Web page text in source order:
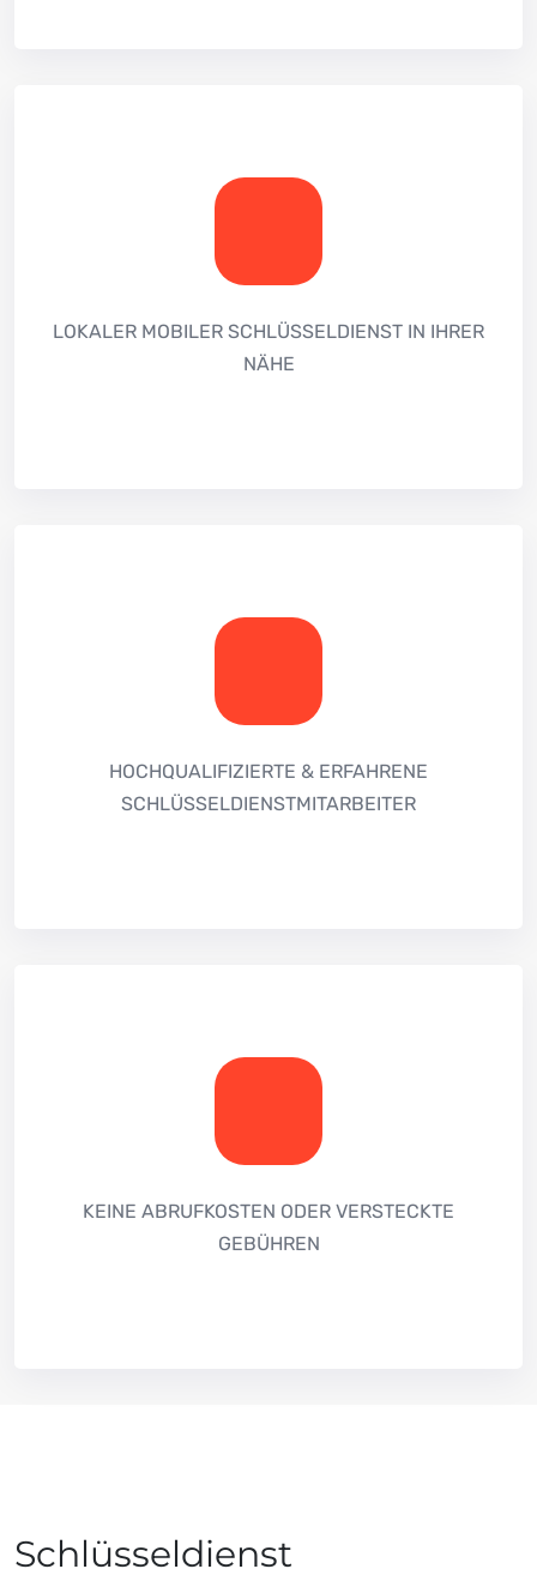
LOKALER MOBILER SCHLÜSSELDIENST IN IHRER
NÄHE
HOCHQUALIFIZIERTE & ERFAHRENE
SCHLÜSSELDIENSTMITARBEITER
KEINE ABRUFKOSTEN ODER VERSTECKTE
GEBÜHREN
Schlüsseldienst